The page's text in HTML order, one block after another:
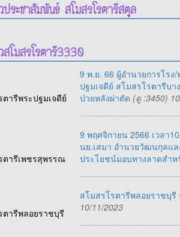
ประชาสัมพันธ์ สโมสรโรตารีสตูล
สโมสรโรตารี3330
ตารีพระปฐมเจดีย์
9 พ.ย. 66 ผู้อำนวยการโร
ปฐมเจดีย์ สโมสรโรตารีบ
ป่วยหลังผ่าตัด (ดู :3450)
ตารีเพชรสุพรรณ
9​ พฤศจิกายน​ 2566​ เวลา​
นย.เสมา​ อำนวยวัฒนกุลแ
ประโยชน์มอบทางลาดสำห
ตารีพลอยราชบุรี
สโมสรโรตารีพลอยราชบุรี
10/11/2023